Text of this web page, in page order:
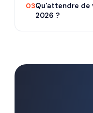
03Qu'attendre de
2026 ?